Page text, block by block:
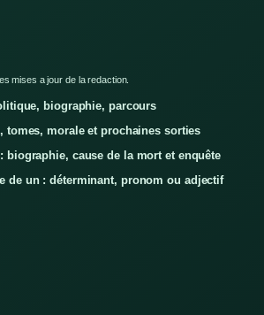
mises a jour de la redaction.
biographie, parcours
tomes, morale et prochaines sorties
biographie, cause de la mort et enquête
de un : déterminant, pronom ou adjectif